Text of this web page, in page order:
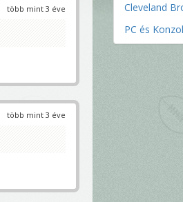
több mint 3 éve
több mint 3 éve
Cleveland
PC és Konzol